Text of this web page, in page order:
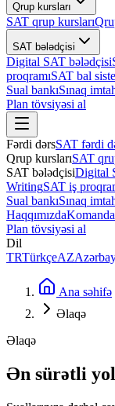
Qrup kursları
SAT qrup kursları
SAT bələdçisi
Digital SAT bələdçisi
proqramıSAT bal
Sual bankıSınaq
Plan tövsiyəsi al
Fərdi dərsSAT fərdi
Qrup kurslarıSAT
SAT bələdçisiDigital
WritingSAT iş
Sual bankıSınaq
Haqqımızda
Plan tövsiyəsi al
Dil
TRTürkçeAZ
Ana səhifə
Əlaqə
Əlaqə
Ən sürətli